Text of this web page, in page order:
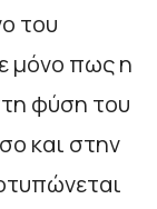
του
μόνο πως η
φύση του
και στην